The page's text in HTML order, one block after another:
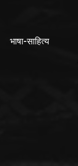
भाषा-साहित्य